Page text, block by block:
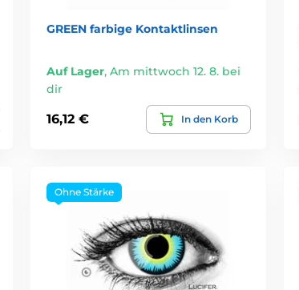
GREEN farbige Kontaktlinsen
Auf Lager, Am mittwoch 12. 8. bei
dir
16,12 € In den Korb
Ohne Stärke